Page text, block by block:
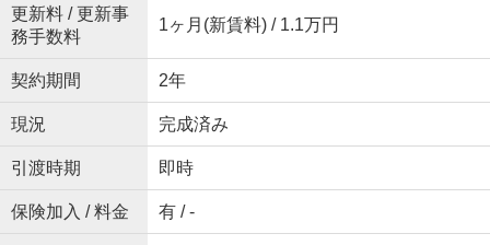
更新料 / 更新事
務手数料
1ヶ月(新賃料) / 1.1万円
契約期間 2年
現況 完成済み
引渡時期 即時
保険加入 / 料金 有 / -